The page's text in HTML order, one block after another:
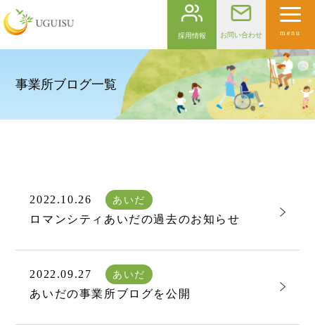
採用情報 お問い合わせ menu
事業所ブログ一覧
2022.10.26 あいだ
ロマンシティあいだの過去のお知らせ
2022.09.27 あいだ
あいだの事業所ブログを公開